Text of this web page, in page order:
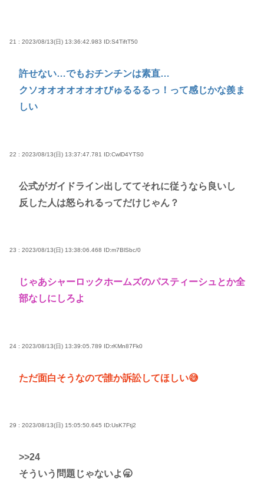
21 : 2023/08/13(日) 13:36:42.983 ID:S4TiftT50
許せない…でもおチンチンは素直…
クソオオオオオオオびゅるるるっ！って感じかな羨ま
しい
22 : 2023/08/13(日) 13:37:47.781 ID:CwlD4YTS0
公式がガイドライン出しててそれに従うなら良いし
反した人は怒られるってだけじゃん？
23 : 2023/08/13(日) 13:38:06.468 ID:m7BlSbc/0
じゃあシャーロックホームズのパスティーシュとか全
部なしにしろよ
24 : 2023/08/13(日) 13:39:05.789 ID:rKMn87Fk0
ただ面白そうなので誰か訴訟してほしい😅
29 : 2023/08/13(日) 15:05:50.645 ID:UsK7Ftj2
>>24
そういう問題じゃないよ🥱